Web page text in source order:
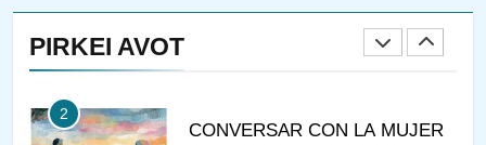
PIRKEI AVOT
RAZI ¿QUIÉN ES SABIO?
2
CONVERSAR CON LA MUJER